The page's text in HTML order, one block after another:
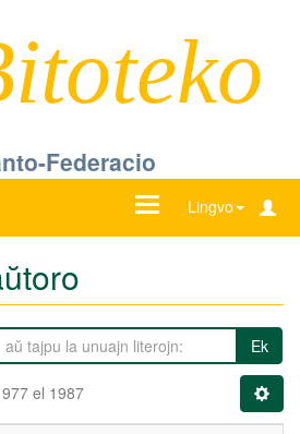
Federacio
Lingvo
Ŝanĝu
Ek
el 1987